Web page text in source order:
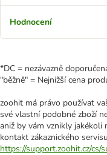
Hodnocení
*DC = nezávazně
"běžně" = Nejnižší cena
zoohit má právo používat
své vlastní podobné zboží
aniž by vám vznikly jakékoli
kontakt zákaznického
https://support.zoohit.cz/cs/